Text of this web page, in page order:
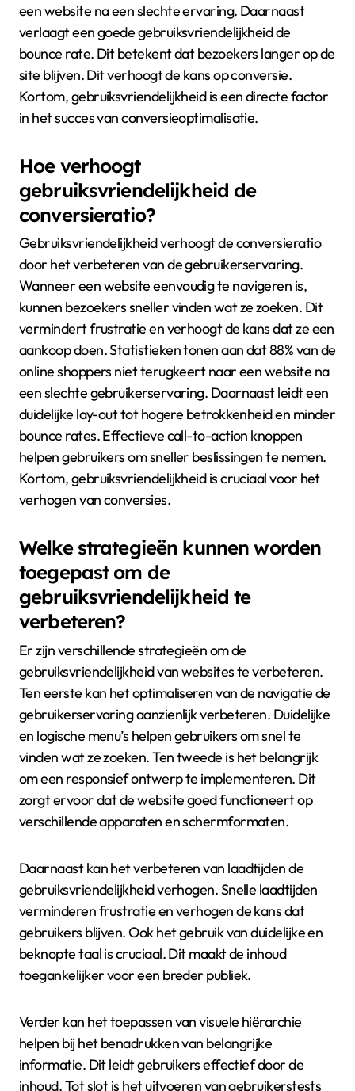
een website na een slechte ervaring. Daarnaast
verlaagt een goede gebruiksvriendelijkheid de
bounce rate. Dit betekent dat bezoekers langer op de
site blijven. Dit verhoogt de kans op conversie.
Kortom, gebruiksvriendelijkheid is een directe factor
in het succes van conversieoptimalisatie.
Hoe verhoogt
gebruiksvriendelijkheid de
conversieratio?
Gebruiksvriendelijkheid verhoogt de conversieratio
door het verbeteren van de gebruikerservaring.
Wanneer een website eenvoudig te navigeren is,
kunnen bezoekers sneller vinden wat ze zoeken. Dit
vermindert frustratie en verhoogt de kans dat ze een
aankoop doen. Statistieken tonen aan dat 88% van de
online shoppers niet terugkeert naar een website na
een slechte gebruikerservaring. Daarnaast leidt een
duidelijke lay-out tot hogere betrokkenheid en minder
bounce rates. Effectieve call-to-action knoppen
helpen gebruikers om sneller beslissingen te nemen.
Kortom, gebruiksvriendelijkheid is cruciaal voor het
verhogen van conversies.
Welke strategieën kunnen worden
toegepast om de
gebruiksvriendelijkheid te
verbeteren?
Er zijn verschillende strategieën om de
gebruiksvriendelijkheid van websites te verbeteren.
Ten eerste kan het optimaliseren van de navigatie de
gebruikerservaring aanzienlijk verbeteren. Duidelijke
en logische menu’s helpen gebruikers om snel te
vinden wat ze zoeken. Ten tweede is het belangrijk
om een responsief ontwerp te implementeren. Dit
zorgt ervoor dat de website goed functioneert op
verschillende apparaten en schermformaten.
Daarnaast kan het verbeteren van laadtijden de
gebruiksvriendelijkheid verhogen. Snelle laadtijden
verminderen frustratie en verhogen de kans dat
gebruikers blijven. Ook het gebruik van duidelijke en
beknopte taal is cruciaal. Dit maakt de inhoud
toegankelijker voor een breder publiek.
Verder kan het toepassen van visuele hiërarchie
helpen bij het benadrukken van belangrijke
informatie. Dit leidt gebruikers effectief door de
inhoud. Tot slot is het uitvoeren van gebruikerstests